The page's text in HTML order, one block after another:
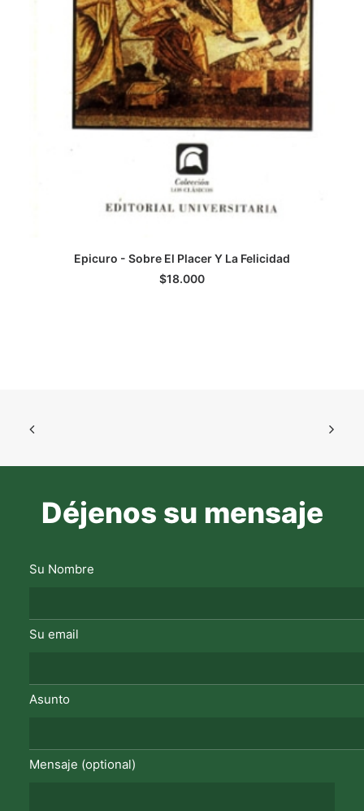
Epicuro - Sobre El Placer Y La Felicidad
$18.000
Déjenos su mensaje
Su Nombre
Su email
Asunto
Mensaje (optional)